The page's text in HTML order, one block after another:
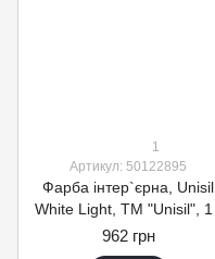
1
Артикул: 50122895
Фарба інтер`єрна, Unisil
White Light, TM "Unisil", 14
кг
962 грн